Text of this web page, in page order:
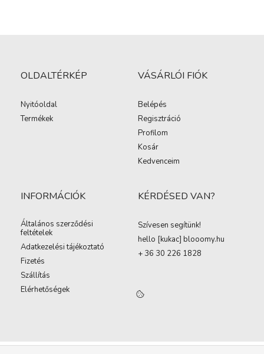
OLDALTÉRKÉP
Nyitóoldal
Termékek
VÁSÁRLÓI FIÓK
Belépés
Regisztráció
Profilom
Kosár
Kedvenceim
INFORMÁCIÓK
Általános szerződési
feltételek
Adatkezelési tájékoztató
Fizetés
Szállítás
Elérhetőségek
KÉRDÉSED VAN?
Szívesen segítünk!
hello [kukac] blooomy.hu
+ 36 30 226 1828